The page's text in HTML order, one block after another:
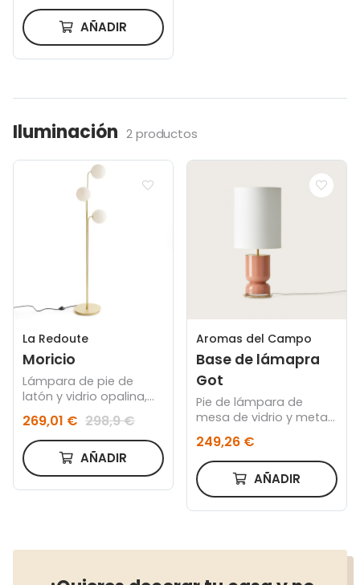
AÑADIR
Iluminación 2 productos
La Redoute
Moricio
Lámpara de pie de
latón y vidrio opalina,
269,01 € 298,9 €
AÑADIR
Aromas del Campo
Base de lámapra
Got
Pie de lámpara de
mesa de vidrio y metal
249,26 €
AÑADIR